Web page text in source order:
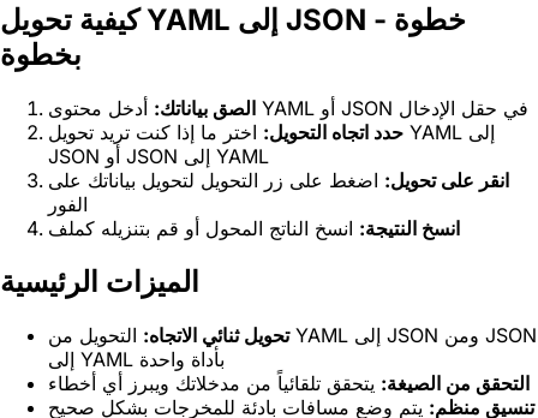
كيفية تحويل YAML إلى JSON - خطوة
بخطوة
الصق بياناتك:
أدخل محتوى YAML أو JSON في حقل الإدخال
حدد اتجاه التحويل: اختر ما إذا كنت تريد تحويل YAML إلى
JSON أو JSON إلى YAML
انقر على تحويل: اضغط على زر التحويل لتحويل بياناتك على
الفور
انسخ النتيجة: انسخ الناتج المحول أو قم بتنزيله كملف
الميزات الرئيسية
تحويل ثنائي الاتجاه: التحويل من YAML إلى JSON ومن JSON
إلى YAML بأداة واحدة
التحقق من الصيغة: يتحقق تلقائياً من مدخلاتك ويبرز أي أخطاء
تنسيق منظم: يتم وضع مسافات بادئة للمخرجات بشكل صحيح